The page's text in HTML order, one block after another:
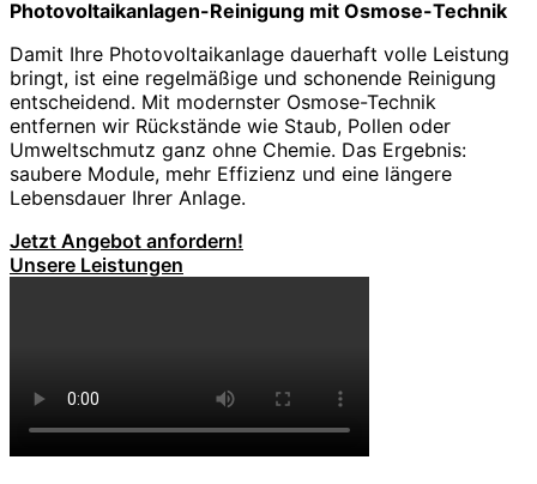
Photovoltaikanlagen-Reinigung mit Osmose-Technik
Damit Ihre Photovoltaikanlage dauerhaft volle Leistung
bringt, ist eine regelmäßige und schonende Reinigung
entscheidend. Mit modernster Osmose-Technik
entfernen wir Rückstände wie Staub, Pollen oder
Umweltschmutz ganz ohne Chemie. Das Ergebnis:
saubere Module, mehr Effizienz und eine längere
Lebensdauer Ihrer Anlage.
Jetzt Angebot anfordern!
Unsere Leistungen